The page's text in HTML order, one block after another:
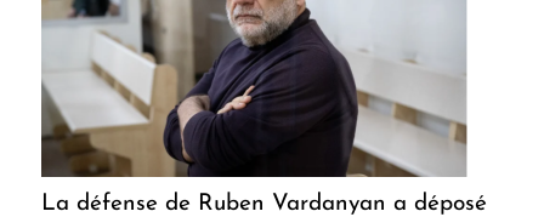
La défense de Ruben Vardanyan a déposé